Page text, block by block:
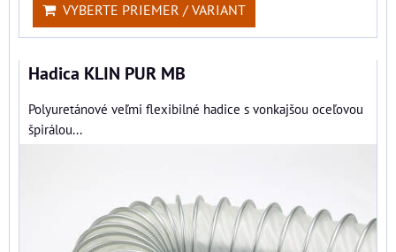
VYBERTE PRIEMER / VARIANT
Hadica KLIN PUR MB
Polyuretánové veľmi flexibilné hadice s vonkajšou oceľovou
špirálou...